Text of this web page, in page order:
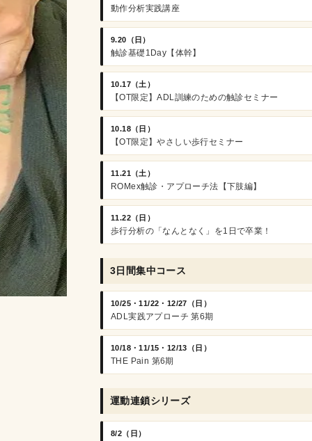
動作分析実践講座
9.20（日）
触診基礎1Day【体幹】
10.17（土）
【OT限定】ADL訓練のための触診セミナー
10.18（日）
【OT限定】やさしい歩行セミナー
11.21（土）
ROMex触診・アプローチ法【下肢編】
11.22（日）
歩行分析の「なんとなく」を1日で卒業！
3日間集中コース
10/25・11/22・12/27（日）
ADL実践アプローチ 第6期
10/18・11/15・12/13（日）
THE Pain 第6期
運動連鎖シリーズ
8/2（日）